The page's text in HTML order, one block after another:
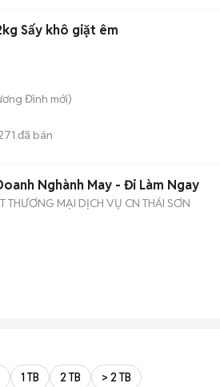
Sấy khô giặt êm
Đình mới)
đã bán
Nghành May - Đi Làm Ngay
THƯƠNG MẠI DỊCH VỤ CN THÁI SƠN
1 TB 2 TB > 2 TB